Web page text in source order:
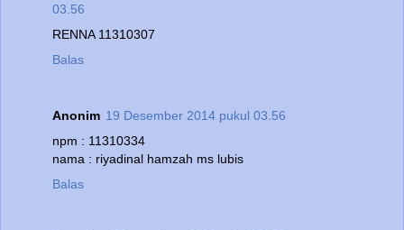
03.56
RENNA 11310307
Balas
Anonim 19 Desember 2014 pukul 03.56
npm : 11310334
nama : riyadinal hamzah ms lubis
Balas